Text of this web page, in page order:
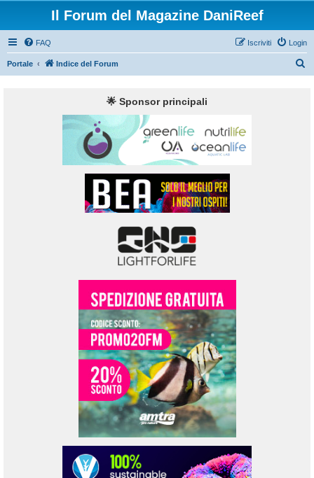
Il Forum del Magazine DaniReef
FAQ Login
Iscriviti
Portale Indice del Forum
🌟 Sponsor principali